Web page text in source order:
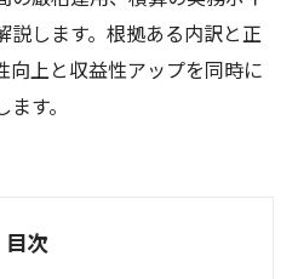
説します。根拠ある内訳と正
向上と収益性アップを同時に
す。
目次